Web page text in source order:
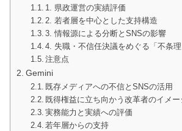
1. 県政運営の実績評価
2. 若者層を中心とした支持構造
3. 情報源による分断とSNSの影響
4. 失職・不信任決議をめぐる「不条
注意点
Gemini
既存メディアへの不信とSNSの活用
既得権益に立ち向かう改革者のイメー
実務能力と実績への評価
若年層からの支持